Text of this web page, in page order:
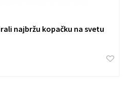
najbržu kopačku na svetu